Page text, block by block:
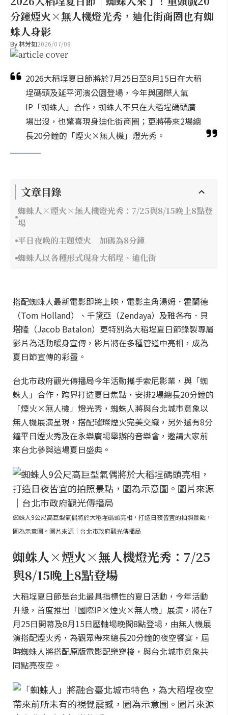
分鐘煙火×無人機燈光秀，迪化街商圈也有蜘
蛛人身影
By林芳如2026/07/08
2026大稻埕夏日節將於7月25日至8月15日在大稻
埕碼頭及延平河濱公園登場，今年與國際人氣
IP「蜘蛛人」合作，蜘蛛人不只在大稻埕碼頭廣
場出沒，也驚喜現身迪化街商圈；更將帶來2場總
長20分鐘的「煙火×無人機」燈光秀。
文章目錄
蜘蛛人×煙火×無人機燈光秀：7/25與8/15晚上8點登
場
平日夜晚的主題煙火 加碼為8分鐘
蜘蛛人以各種形式現身大稻埕、迪化街
搭配蜘蛛人最新電影即將上映，電影主角湯姆．霍蘭德
（Tom Holland）、千黛亞（Zendaya）及雅各布．貝
塔隆（Jacob Batalon）更特別為大稻埕夏日節錄製專屬
影片為活動暖身宣傳，影片將在多種管道中亮相，成為
夏日節宣傳的彩蛋。
台北市政府觀光傳播局今年活動攜手索尼影業，與「蜘
蛛人」合作，跨界打造夏日焦點，安排2場總長20分鐘的
「煙火×無人機」燈光秀，蜘蛛人將與台北城市意象以
無人機展演呈現，搭配璀璨煙火完美交織，另外還有8分
鐘平日煙火秀及在永樂廣場舉辦的音樂會，邀請大家前
來台北參與這場夏日盛典。
蜘蛛人9公尺高巨型氣偶將於大稻埕碼頭亮相，打造日夜皆宜的拍照景點，
圖為示意圖。圖片來源｜台北市政府觀光傳播局
蜘蛛人×煙火×無人機燈光秀：7/25
與8/15晚上8點登場
大稻埕夏日節是台北最具指標性的夏日活動，今年活動
升級，首度推出「國際IP×煙火×無人機」展演，將在7
月25日開幕及8月15日壓軸場晚間8點登場，由無人機展
演搭配煙火秀，為觀眾帶來總長20分鐘的夜空饗宴，屆
時蜘蛛人將搭配原版電影配樂穿梭，與台北城市意象共
同點亮夜空。